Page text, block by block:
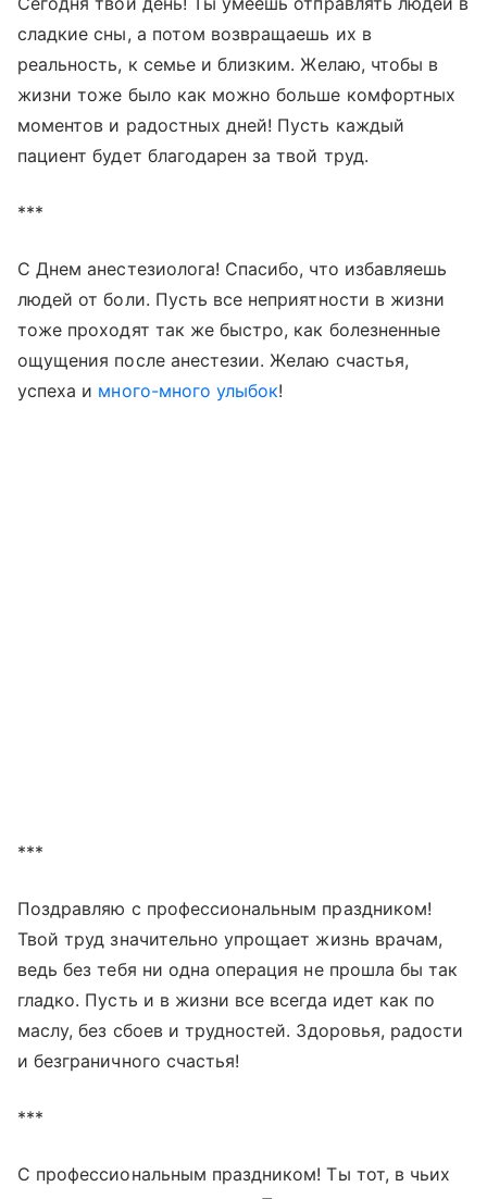
сладкие сны, а потом возвращаешь их в
реальность, к семье и близким. Желаю, чтобы в
жизни тоже было как можно больше комфортных
моментов и радостных дней! Пусть каждый
пациент будет благодарен за твой труд.
***
С Днем анестезиолога! Спасибо, что избавляешь
людей от боли. Пусть все неприятности в жизни
тоже проходят так же быстро, как болезненные
ощущения после анестезии. Желаю счастья,
успеха и много-много улыбок!
***
Поздравляю с профессиональным праздником!
Твой труд значительно упрощает жизнь врачам,
ведь без тебя ни одна операция не прошла бы так
гладко. Пусть и в жизни все всегда идет как по
маслу, без сбоев и трудностей. Здоровья, радости
и безграничного счастья!
***
С профессиональным праздником! Ты тот, в чьих